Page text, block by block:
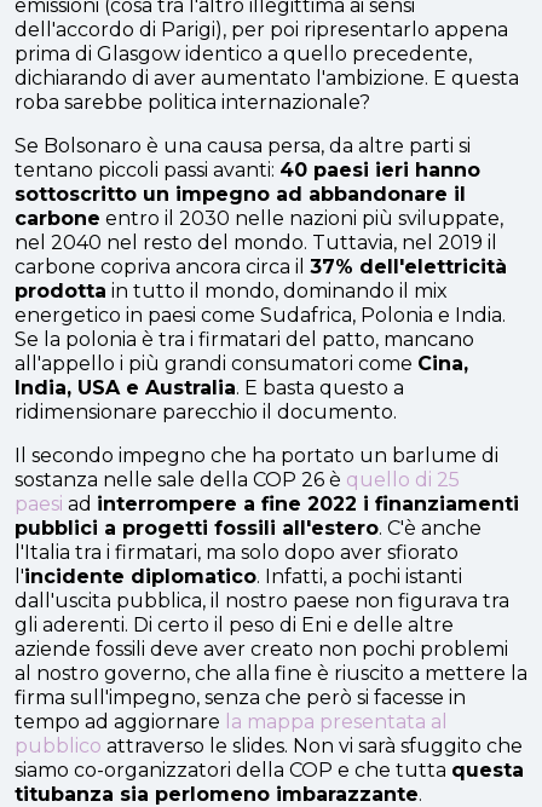
emissioni (cosa tra l'altro illegittima ai sensi
dell'accordo di Parigi), per poi ripresentarlo appena
prima di Glasgow identico a quello precedente,
dichiarando di aver aumentato l'ambizione. E questa
roba sarebbe politica internazionale?
Se Bolsonaro è una causa persa, da altre parti si
tentano piccoli passi avanti: 40 paesi ieri hanno
sottoscritto un impegno ad abbandonare il
carbone entro il 2030 nelle nazioni più sviluppate,
nel 2040 nel resto del mondo. Tuttavia, nel 2019 il
carbone copriva ancora circa il 37% dell'elettricità
prodotta in tutto il mondo, dominando il mix
energetico in paesi come Sudafrica, Polonia e India.
Se la polonia è tra i firmatari del patto, mancano
all'appello i più grandi consumatori come Cina,
India, USA e Australia. E basta questo a
ridimensionare parecchio il documento.
Il secondo impegno che ha portato un barlume di
sostanza nelle sale della COP 26 è quello di 25
paesi ad interrompere a fine 2022 i finanziamenti
pubblici a progetti fossili all'estero. C'è anche
l'Italia tra i firmatari, ma solo dopo aver sfiorato
l'incidente diplomatico. Infatti, a pochi istanti
dall'uscita pubblica, il nostro paese non figurava tra
gli aderenti. Di certo il peso di Eni e delle altre
aziende fossili deve aver creato non pochi problemi
al nostro governo, che alla fine è riuscito a mettere la
firma sull'impegno, senza che però si facesse in
tempo ad aggiornare la mappa presentata al
pubblico attraverso le slides. Non vi sarà sfuggito che
siamo co-organizzatori della COP e che tutta questa
titubanza sia perlomeno imbarazzante.